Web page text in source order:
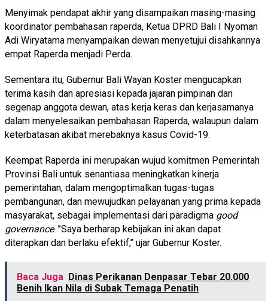
Menyimak pendapat akhir yang disampaikan masing-masing
koordinator pembahasan raperda, Ketua DPRD Bali I Nyoman
Adi Wiryatama menyampaikan dewan menyetujui disahkannya
empat Raperda menjadi Perda.
Sementara itu, Gubernur Bali Wayan Koster mengucapkan
terima kasih dan apresiasi kepada jajaran pimpinan dan
segenap anggota dewan, atas kerja keras dan kerjasamanya
dalam menyelesaikan pembahasan Raperda, walaupun dalam
keterbatasan akibat merebaknya kasus Covid-19.
Keempat Raperda ini merupakan wujud komitmen Pemerintah
Provinsi Bali untuk senantiasa meningkatkan kinerja
pemerintahan, dalam mengoptimalkan tugas-tugas
pembangunan, dan mewujudkan pelayanan yang prima kepada
masyarakat, sebagai implementasi dari paradigma good
governance. ’’Saya berharap kebijakan ini akan dapat
diterapkan dan berlaku efektif,’’ ujar Gubernur Koster.
Baca Juga Dinas Perikanan Denpasar Tebar 20.000
Benih Ikan Nila di Subak Temaga Penatih